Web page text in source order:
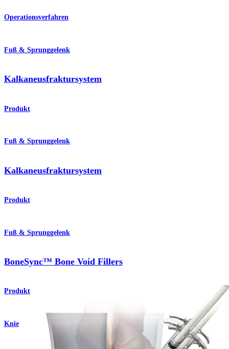
Operationsverfahren
Fuß & Sprunggelenk
Kalkaneusfraktursystem
Produkt
Fuß & Sprunggelenk
Kalkaneusfraktursystem
Produkt
Fuß & Sprunggelenk
BoneSync™ Bone Void Fillers
Produkt
Knie